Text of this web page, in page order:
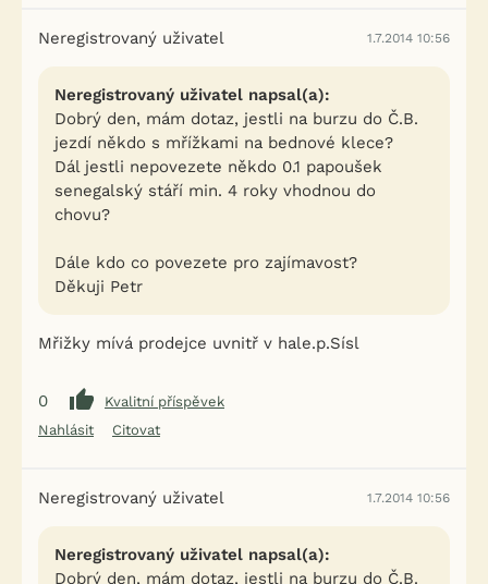
Neregistrovaný uživatel 1.7.2014 10:56
Neregistrovaný uživatel napsal(a):
Dobrý den, mám dotaz, jestli na burzu do Č.B.
jezdí někdo s mřížkami na bednové klece?
Dál jestli nepovezete někdo 0.1 papoušek
senegalský stáří min. 4 roky vhodnou do
chovu?
Dále kdo co povezete pro zajímavost?
Děkuji Petr
Mřižky mívá prodejce uvnitř v hale.p.Sísl
0
Kvalitní příspěvek
Nahlásit
Citovat
Neregistrovaný uživatel 1.7.2014 10:56
Neregistrovaný uživatel napsal(a):
Dobrý den, mám dotaz, jestli na burzu do Č.B.